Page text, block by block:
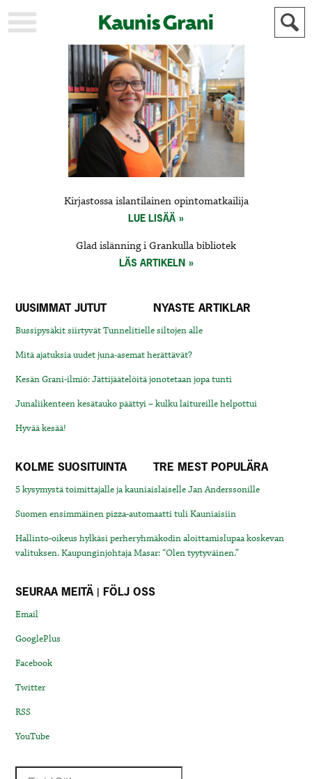
KAUPUNKI
STADEN
AJANKOHTAISTA
AKTUELLT
URHEILU
IDROTT
KULTTUURI
KULTUR
HISTORIA
HISTORIA
YLEINEN
ALLMÄN
MAINOSTAJILLE
FÖR
ANNONSÖRER
Kirjastossa islantilainen opintomatkailija
LUE LISÄÄ
Glad islänning i Grankulla bibliotek
LÄS ARTIKELN
UUSIMMAT JUTUT NYASTE ARTIKLAR
Bussipysäkit siirtyvät Tunnelitielle siltojen alle
Mitä ajatuksia uudet juna-asemat herättävät?
Kesän Grani-ilmiö: Jättijäätelöitä jonotetaan jopa tunti
Junaliikenteen kesätauko päättyi – kulku laitureille helpottui
Hyvää kesää!
KOLME SUOSITUINTA TRE MEST POPULÄRA
5 kysymystä toimittajalle ja kauniaislaiselle Jan Anderssonille
Suomen ensimmäinen pizza-automaatti tuli Kauniaisiin
Hallinto-oikeus hylkäsi perheryhmäkodin aloittamislupaa koskevan
valituksen. Kaupunginjohtaja Masar: “Olen tyytyväinen.”
SEURAA MEITÄ | FÖLJ OSS
Email
GooglePlus
Facebook
Twitter
RSS
YouTube